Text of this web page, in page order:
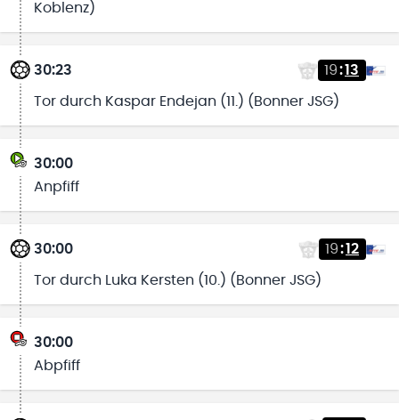
Koblenz)
30:23 19:13
Tor durch Kaspar Endejan (11.) (Bonner JSG)
30:00
Anpfiff
30:00 19:12
Tor durch Luka Kersten (10.) (Bonner JSG)
30:00
Abpfiff